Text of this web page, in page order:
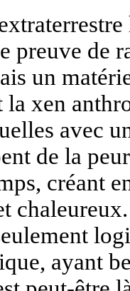
preuve de
un
xen
avec
de la
créant
ayant